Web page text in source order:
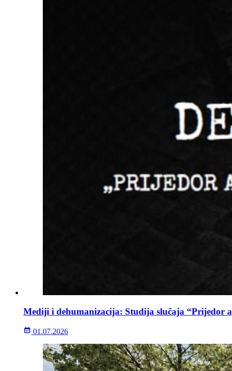
Mediji i dehumanizacija: Studija slučaja “Prijedor
01.07.2026